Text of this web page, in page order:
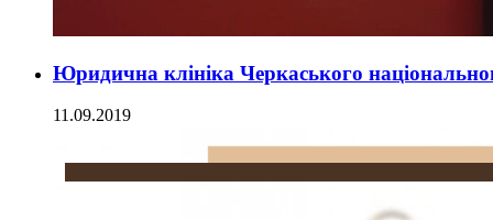
Юридична клініка Черкаського
11.09.2019